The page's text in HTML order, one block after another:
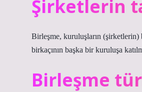
Şirketlerin
Birleşme, kuruluşların
birkaçının başka bir kuruluşa
Birleşme